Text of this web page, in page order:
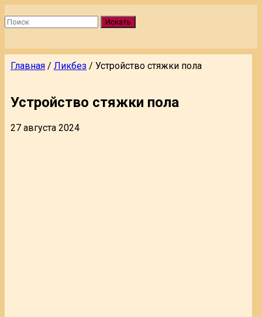
Искать
Главная / Ликбез / Устройство стяжки пола
Устройство стяжки пола
27 августа 2024